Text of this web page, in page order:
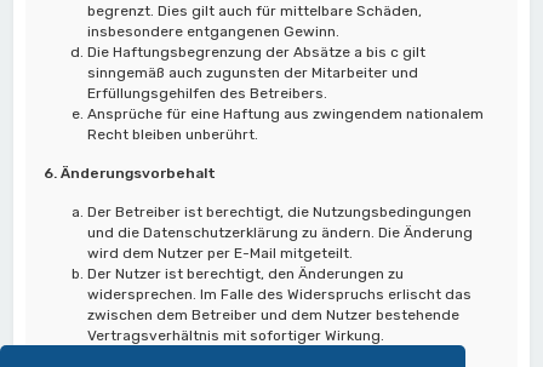
begrenzt. Dies gilt auch für mittelbare Schäden,
insbesondere entgangenen Gewinn.
Die Haftungsbegrenzung der Absätze a bis c gilt
sinngemäß auch zugunsten der Mitarbeiter und
Erfüllungsgehilfen des Betreibers.
Ansprüche für eine Haftung aus zwingendem nationalem
Recht bleiben unberührt.
6. Änderungsvorbehalt
Der Betreiber ist berechtigt, die Nutzungsbedingungen
und die Datenschutzerklärung zu ändern. Die Änderung
wird dem Nutzer per E-Mail mitgeteilt.
Der Nutzer ist berechtigt, den Änderungen zu
widersprechen. Im Falle des Widerspruchs erlischt das
zwischen dem Betreiber und dem Nutzer bestehende
Vertragsverhältnis mit sofortiger Wirkung.